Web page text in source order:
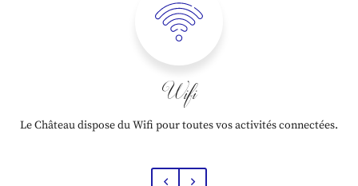
Wifi
Le Château dispose du Wifi pour toutes vos activités connectées.